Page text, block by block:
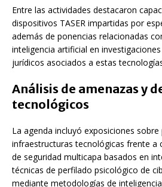
Entre las actividades destacaron
dispositivos TASER impartidas por
además de ponencias relacionadas
inteligencia artificial en
jurídicos asociados a estas
Análisis de amenazas y
tecnológicos
La agenda incluyó exposiciones
infraestructuras tecnológicas frente a
de seguridad multicapa basados en
técnicas de perfilado psicológico de
mediante metodologías de